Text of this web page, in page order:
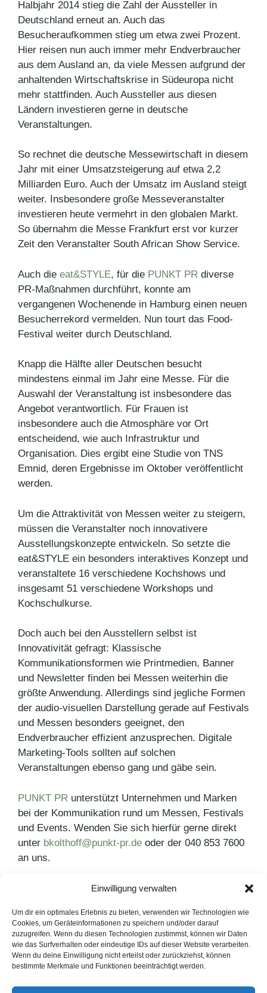
Einwilligung verwalten
Um dir ein optimales Erlebnis zu bieten, verwenden wir Technologien wie
Cookies, um Geräteinformationen zu speichern und/oder darauf
zuzugreifen. Wenn du diesen Technologien zustimmst, können wir Daten
wie das Surfverhalten oder eindeutige IDs auf dieser Website verarbeiten.
Wenn du deine Einwilligung nicht erteilst oder zurückziehst, können
bestimmte Merkmale und Funktionen beeinträchtigt werden.
Halbjahr 2014 stieg die Zahl der Aussteller in
Deutschland erneut an. Auch das
Besucheraufkommen stieg um etwa zwei Prozent.
Hier reisen nun auch immer mehr Endverbraucher
aus dem Ausland an, da viele Messen aufgrund der
anhaltenden Wirtschaftskrise in Südeuropa nicht
mehr stattfinden. Auch Aussteller aus diesen
Ländern investieren gerne in deutsche
Veranstaltungen.
So rechnet die deutsche Messewirtschaft in diesem
Jahr mit einer Umsatzsteigerung auf etwa 2,2
Milliarden Euro. Auch der Umsatz im Ausland steigt
weiter. Insbesondere große Messeveranstalter
investieren heute vermehrt in den globalen Markt.
So übernahm die Messe Frankfurt erst vor kurzer
Zeit den Veranstalter South African Show Service.
Auch die eat&STYLE, für die PUNKT PR diverse
PR-Maßnahmen durchführt, konnte am
vergangenen Wochenende in Hamburg einen neuen
Besucherrekord vermelden. Nun tourt das Food-
Festival weiter durch Deutschland.
Knapp die Hälfte aller Deutschen besucht
mindestens einmal im Jahr eine Messe. Für die
Auswahl der Veranstaltung ist insbesondere das
Angebot verantwortlich. Für Frauen ist
insbesondere auch die Atmosphäre vor Ort
entscheidend, wie auch Infrastruktur und
Organisation. Dies ergibt eine Studie von TNS
Emnid, deren Ergebnisse im Oktober veröffentlicht
werden.
Um die Attraktivität von Messen weiter zu steigern,
müssen die Veranstalter noch innovativere
Ausstellungskonzepte entwickeln. So setzte die
eat&STYLE ein besonders interaktives Konzept und
veranstaltete 16 verschiedene Kochshows und
insgesamt 51 verschiedene Workshops und
Kochschulkurse.
Doch auch bei den Ausstellern selbst ist
Innovativität gefragt: Klassische
Kommunikationsformen wie Printmedien, Banner
und Newsletter finden bei Messen weiterhin die
größte Anwendung. Allerdings sind jegliche Formen
der audio-visuellen Darstellung gerade auf Festivals
und Messen besonders geeignet, den
Endverbraucher effizient anzusprechen. Digitale
Marketing-Tools sollten auf solchen
Veranstaltungen ebenso gang und gäbe sein.
PUNKT PR unterstützt Unternehmen und Marken
bei der Kommunikation rund um Messen, Festivals
und Events. Wenden Sie sich hierfür gerne direkt
unter bkolthoff@punkt-pr.de oder der 040 853 7600
an uns.
Schlagwörter
eat&STYLE,PR-Arbeit,PR-Blog
Beliebte deutsche Arbeitgeber
Leifheit auf der eat&STYLE